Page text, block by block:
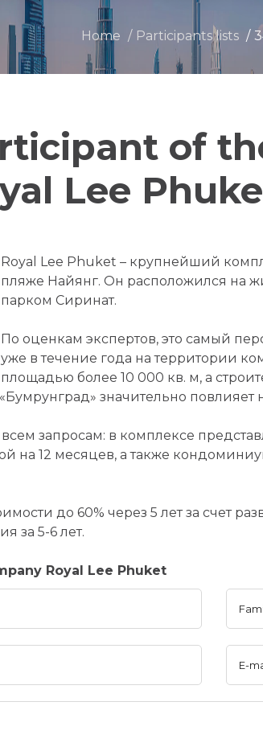
Home Participants lists
of
Lee
Royal Lee Phuket – крупнейший
пляже Найянг. Он расположился на
парком Сиринат.
По оценкам экспертов, это самый
уже в течение года на территории
площадью более 10 000 кв. м, а
значительно повлияет
запросам: в комплексе
на 12 месяцев, а также
до 60% через 5 лет за счет
за 5-6 лет.
Royal Lee Phuket
E-